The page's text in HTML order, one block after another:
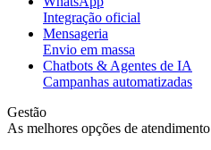
Integração oficial
Mensageria
Envio em massa
Chatbots & Agentes de IA
Campanhas automatizadas
Gestão
As melhores opções de atendimento